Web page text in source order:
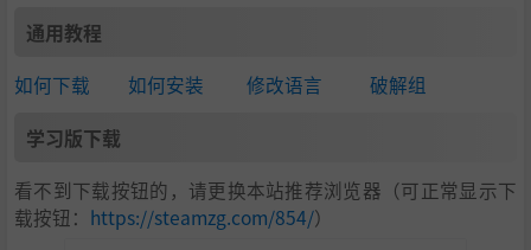
通用教程
如何下载 如何安装 修改语言 破解组
学习版下载
看不到下载按钮的，请更换本站推荐浏览器（可正常显示下
载按钮： https://steamzg.com/854/）